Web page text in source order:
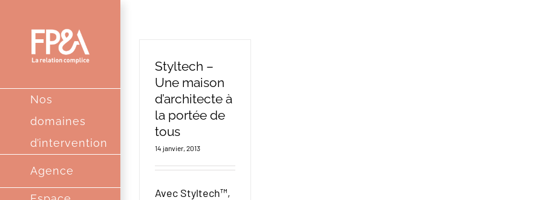
contenu
Nos
domaines
d’intervention
Agence
Styltech –
Une maison
d’architecte à
la portée de
tous
14 janvier, 2013
Avec Styltech™,